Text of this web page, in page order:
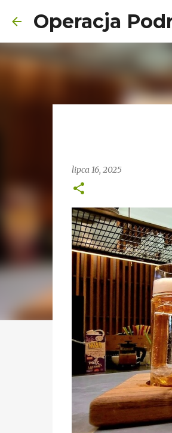
Operacja
lipca 16, 2025